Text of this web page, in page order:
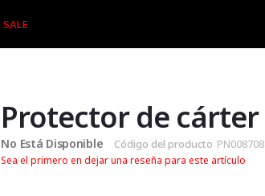
SALE
No Está Disponible Código del producto PN008708
Sea el primero en dejar una reseña para este artículo